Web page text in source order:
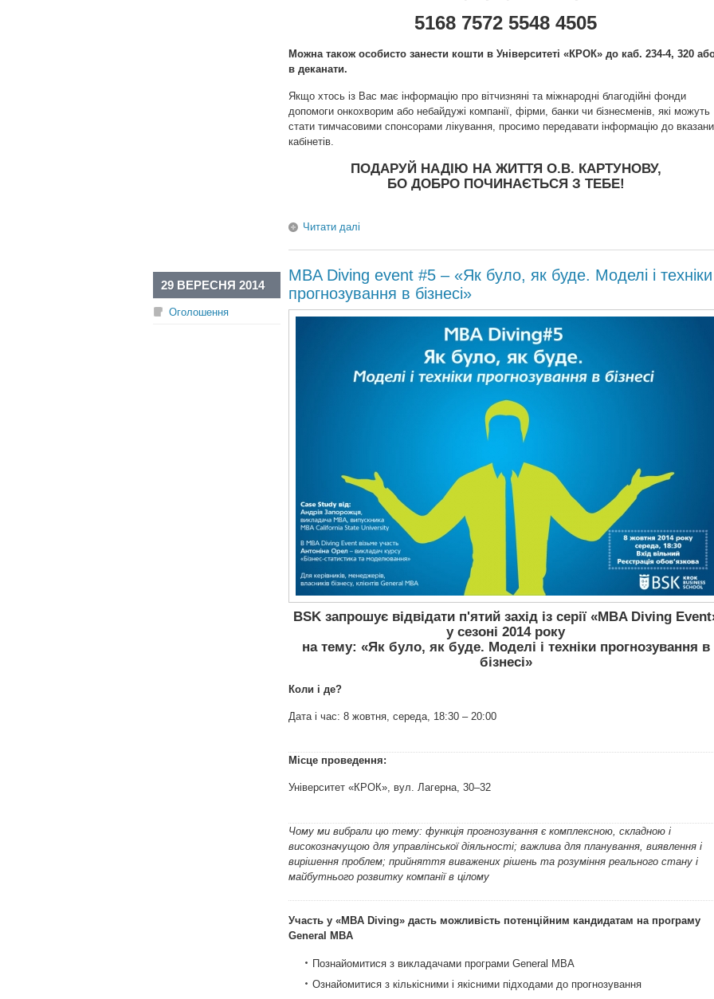
5168 7572 5548 4505
Можна також особисто занести кошти в Університеті «КРОК» до каб. 234-4, 320
в деканати.
Якщо хтось із Вас має інформацію про вітчизняні та міжнародні благодійні фонди
допомоги онкохворим або небайдужі компанії, фірми, банки чи бізнесменів, які можуть
стати тимчасовими спонсорами лікування, просимо передавати інформацію до
кабінетів.
ПОДАРУЙ НАДІЮ НА ЖИТТЯ О.В. КАРТУНОВУ,
БО ДОБРО ПОЧИНАЄТЬСЯ З ТЕБЕ!
Читати далі
MBA Diving event #5 – «Як було, як буде. Моделі і техніки
прогнозування в бізнесі»
29 ВЕРЕСНЯ 2014
Оголошення
BSK запрошує відвідати п'ятий захід із серії «MBA Diving
у сезоні 2014 року
на тему: «Як було, як буде. Моделі і техніки прогнозування в
бізнесі»
Коли і де?
Дата і час: 8 жовтня, середа, 18:30 – 20:00
Місце проведення:
Університет «КРОК», вул. Лагерна, 30–32
Чому ми вибрали цю тему: функція прогнозування є комплексною, складною і
високозначущою для управлінської діяльності; важлива для планування, виявлення і
вирішення проблем; прийняття виважених рішень та розуміння реального стану і
майбутнього розвитку компанії в цілому
Участь у «MBA Diving» дасть можливість потенційним кандидатам на програму
General MBA
Познайомитися з викладачами програми General MBA
Ознайомитися з кількісними і якісними підходами до прогнозування